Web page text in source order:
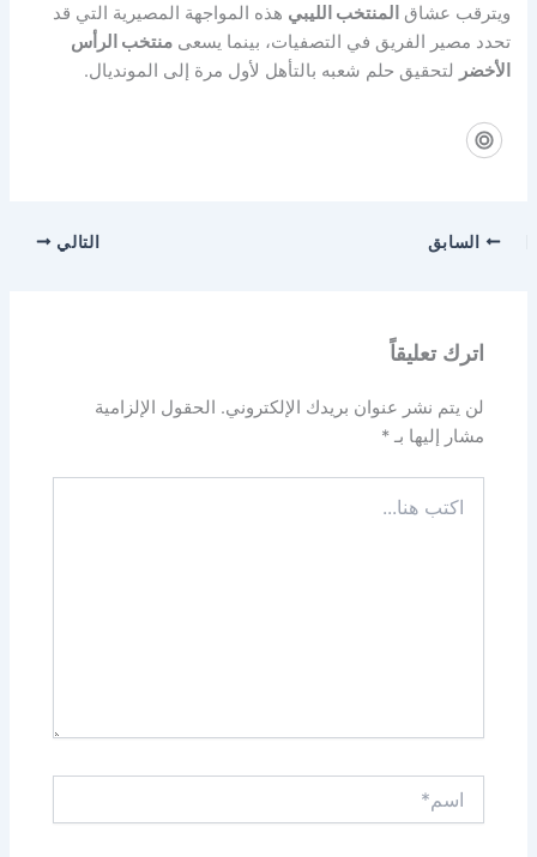
ويترقب عشاق المنتخب الليبي هذه المواجهة المصيرية التي قد
تحدد مصير الفريق في التصفيات، بينما يسعىمنتخب الرأس
الأخضر لتحقيق حلم شعبه بالتأهل لأول مرة إلى المونديال.
السابق التالي
اترك تعليقاً
لن يتم نشر عنوان بريدك الإلكتروني. الحقول الإلزامية
مشار إليها بـ*
هنا...